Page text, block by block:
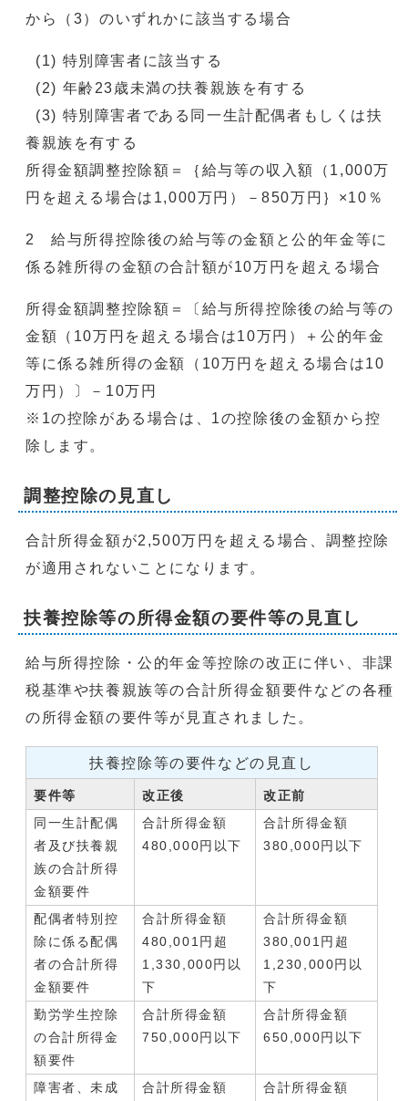
から（3）のいずれかに該当する場合
(1) 特別障害者に該当する
(2) 年齢23歳未満の扶養親族を有する
(3) 特別障害者である同一生計配偶者もしくは扶
養親族を有する
所得金額調整控除額＝｛給与等の収入額（1,000万
円を超える場合は1,000万円）－850万円｝×10％
2 給与所得控除後の給与等の金額と公的年金等に
係る雑所得の金額の合計額が10万円を超える場合
所得金額調整控除額＝〔給与所得控除後の給与等の
金額（10万円を超える場合は10万円）＋公的年金
等に係る雑所得の金額（10万円を超える場合は10
万円）〕－10万円
※1の控除がある場合は、1の控除後の金額から控
除します。
調整控除の見直し
合計所得金額が2,500万円を超える場合、調整控除
が適用されないことになります。
扶養控除等の所得金額の要件等の見直し
給与所得控除・公的年金等控除の改正に伴い、非課
税基準や扶養親族等の合計所得金額要件などの各種
の所得金額の要件等が見直されました。
扶養控除等の要件などの見直し
要件等 改正後
改正前
同一生計配偶
者及び扶養親
族の合計所得
金額要件
合計所得金額
480,000円以下
合計所得金額
380,000円以下
配偶者特別控
除に係る配偶
者の合計所得
金額要件
合計所得金額
480,001円超
1,330,000円以
下
合計所得金額
380,001円超
1,230,000円以
下
勤労学生控除
の合計所得金
額要件
合計所得金額
750,000円以下
合計所得金額
650,000円以下
障害者、未成
合計所得金額
合計所得金額